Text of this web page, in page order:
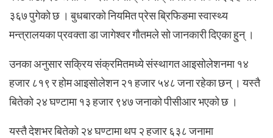
३६७ पुगेको छ । बुधबारको नियमित प्रेस ब्रिफिङमा स्वास्थ्य
मन्त्रालयका प्रवक्ता डा जागेश्वर गौतमले सो जानकारी दिएका हु्न् ।
उनका अनुसार सक्रिय संक्रमितमध्ये संस्थागत आइसोलेशनमा १४
हजार ८१९ र होम आइसोलेशन २१ हजार ५४८ जना रहेका छन् । यस्तै
बितेको २४ घण्टामा १३ हजार ९४७ जनाको पीसीआर भएको छ ।
यस्तै देशभर बितेको २४ घण्टामा थप २ हजार ६३८ जनामा